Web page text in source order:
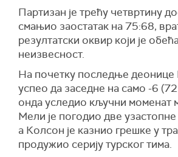
Партизан је трећу четвртину
смањио заостатак на 75:68,
резултатски оквир који је
неизвесност.
На почетку последње деонице
успео да заседне на само -6
онда уследио кључни моменат
Мели је погодио две узастопне
а Колсон је казнио грешке у
продужио серију турског тима.